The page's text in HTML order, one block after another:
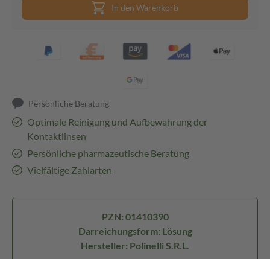
In den Warenkorb
Persönliche Beratung
Optimale Reinigung und Aufbewahrung der
Kontaktlinsen
Persönliche pharmazeutische Beratung
Vielfältige Zahlarten
PZN: 01410390
Darreichungsform: Lösung
Hersteller: Polinelli S.R.L.